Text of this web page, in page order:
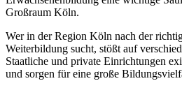
Großraum Köln.
Wer in der Region Köln nach der
Weiterbildung sucht, stößt auf
Staatliche und private Einrichtungen
und sorgen für eine große